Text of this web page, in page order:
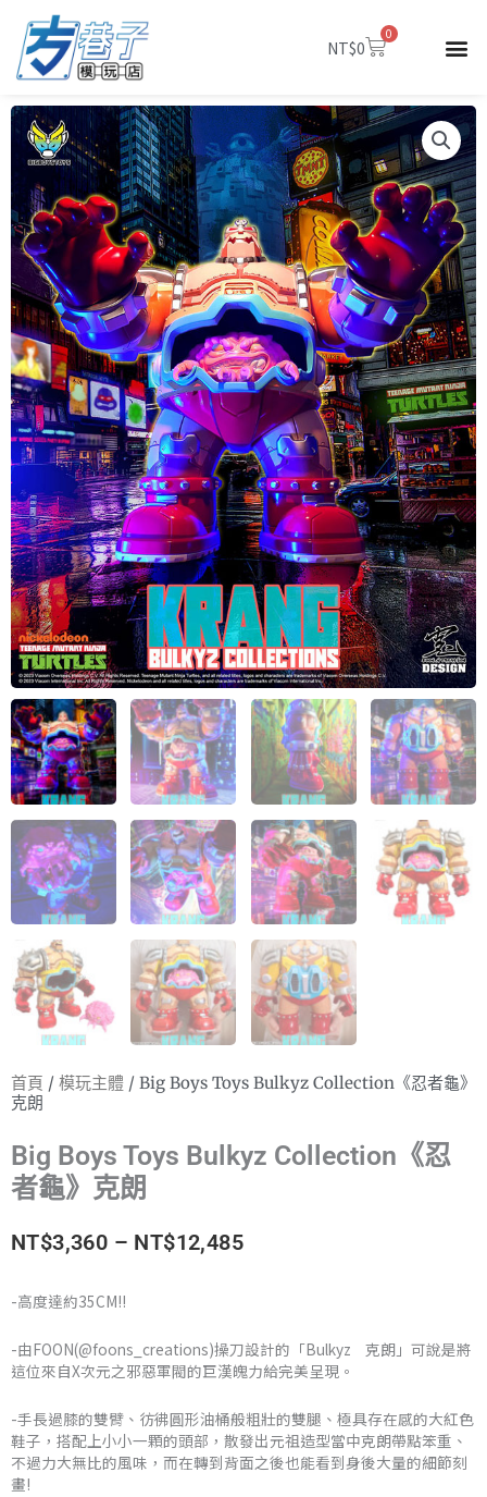
內
NT$0
0
購
首頁 / 模玩主體 / Big Boys Toys Bulkyz Collection《忍者龜》
克朗
Big Boys Toys Bulkyz Collection《忍
者龜》克朗
NT$3,360 – NT$12,485價
圍：
NT$3,360
到
-高度達約35CM!!
-由FOON(@foons_creations)操刀設計的「Bulkyz 克朗」可說是將
這位來自X次元之邪惡軍閥的巨漢魄力給完美呈現。
-手長過膝的雙臂、彷彿圓形油桶般粗壯的雙腿、極具存在感的大紅色
鞋子，搭配上小小一顆的頭部，散發出元祖造型當中克朗帶點笨重、
不過力大無比的風味，而在轉到背面之後也能看到身後大量的細節刻
畫!